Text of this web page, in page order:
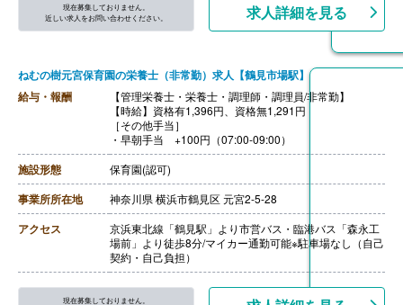
現在募集しておりません。
近しい求人をお問い合わせください。
求人詳細を見る
ねむの樹元宮保育園の栄養士（非常勤）求人【鶴見市場駅】
給与・報酬
【管理栄養士・栄養士・調理師・調理員/非常勤】
【時給】資格有1,396円、資格無1,291円
［その他手当］
・早朝手当 +100円（07:00-09:00）
施設形態 保育園(認可)
事業所所在地 神奈川県 横浜市鶴見区 元宮2-5-28
アクセス
京浜東北線「鶴見駅」より市営バス・臨港バス「森永工
場前」より徒歩8分/マイカー通勤可能※駐車場なし（自己
契約・自己負担）
現在募集しておりません。